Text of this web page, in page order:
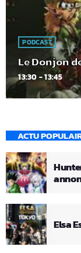
PODCAST
Le Donjon
13:30 - 13:45
ACTU
Elsa